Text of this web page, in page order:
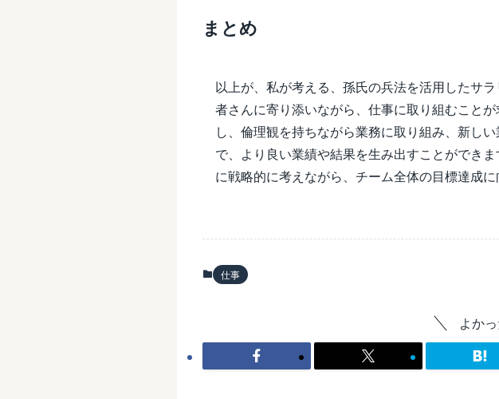
まとめ
以上が、私が考える、孫氏の兵法を活用したサ
者さんに寄り添いながら、仕事に取り組むこと
し、倫理観を持ちながら業務に取り組み、新し
で、より良い業績や結果を生み出すことができ
に戦略的に考えながら、チーム全体の目標達成
仕事
よか